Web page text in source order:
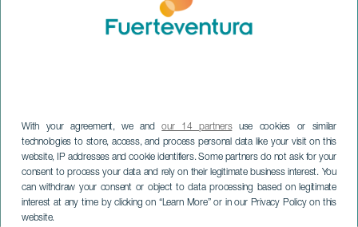
With your agreement, we andour 14 partnersuse cookies or similar
technologies to store, access, and process personal data like your visit on this
website, IP addresses and cookie identifiers. Some partners do not ask for your
consent to process your data and rely on their legitimate business interest. You
can withdraw your consent or object to data processing based on legitimate
interest at any time by clicking on “Learn More” or in our Privacy Policy on this
website.La Estela del Mono
FUERTEVENTURA